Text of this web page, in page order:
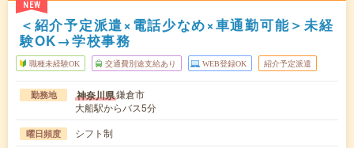
NEW
＜紹介予定派遣×電話少なめ×車通勤可能＞未経
験OK→学校事務
職種未経験OK 交通費別途支給あり WEB登録OK 紹介予定派遣
勤務地 神奈川県鎌倉市
大船駅からバス5分
曜日頻度 シフト制